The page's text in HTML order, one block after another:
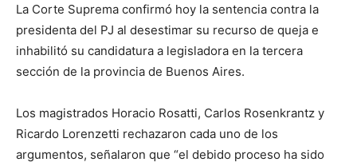
La Corte Suprema confirmó hoy la sentencia contra la
presidenta del PJ al desestimar su recurso de queja e
inhabilitó su candidatura a legisladora en la tercera
sección de la provincia de Buenos Aires.
Los magistrados Horacio Rosatti, Carlos Rosenkrantz y
Ricardo Lorenzetti rechazaron cada uno de los
argumentos, señalaron que “el debido proceso ha sido